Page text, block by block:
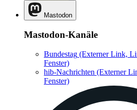
Mastodon
Mastodon-Kanäle
Bundestag (Externer Link,
Fenster)
hib-Nachrichten (Externer
Fenster)